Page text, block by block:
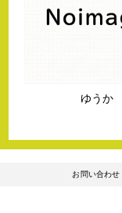
ゆうか
お問い合わせ